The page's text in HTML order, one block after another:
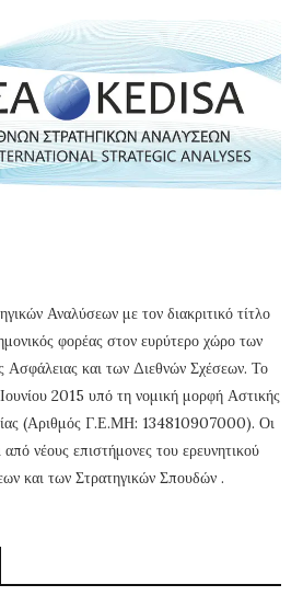
Αναλύσεων με τον διακριτικό τίτλο
φορέας στον ευρύτερο χώρο των
Ασφάλειας και των Διεθνών Σχέσεων. Το
2015 υπό τη νομική μορφή Αστικής
(Αριθμός Γ.Ε.ΜΗ: 134810907000). Οι
από νέους επιστήμονες του ερευνητικού
και των Στρατηγικών Σπουδών .